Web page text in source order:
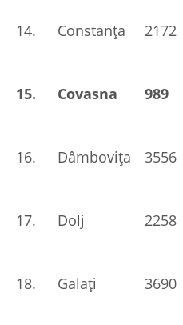
14. Constanța 2172
15. Covasna 989
16. Dâmbovița 3556
17. Dolj 2258
18. Galați 3690